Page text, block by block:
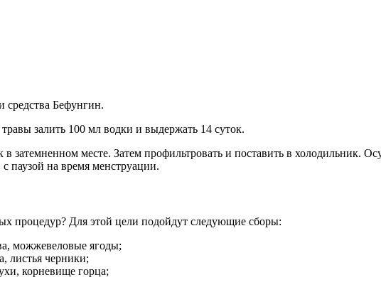
средства Бефунгин.
залить 100 мл водки и выдержать 14 суток.
затемненном месте. Затем профильтровать и поставить в холодильник.
паузой на время менструации.
процедур? Для этой цели подойдут следующие сборы:
можжевеловые ягоды;
листья черники;
корневище горца;